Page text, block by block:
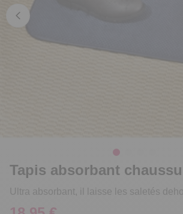
Tapis absorbant
Ultra absorbant, il laisse les saletés